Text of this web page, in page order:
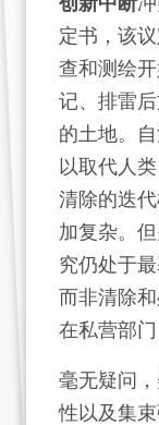
定书，该
查和测绘
记、排雷
的土地。
以取代人
清除的迭
加复杂。
究仍处于
而非清除
在私营部
毫无疑问
性以及集